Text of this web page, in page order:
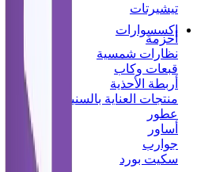
تيشيرتات
إكسسوارات
أحزمة
نظارات شمسية
قبعات وكاب
أربطة الأحذية
منتجات العناية بالسنيكرز
عطور
أساور
جوارب
سكيت بورد